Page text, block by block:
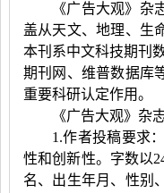
《广告大观》
盖从天文、地理、生
本刊系中文科技期刊
期刊网、维普数据库
重要科研认定作用。
《广告大观》杂
1.作者投稿要求
性和创新性。字数以
名、出生年月、性别